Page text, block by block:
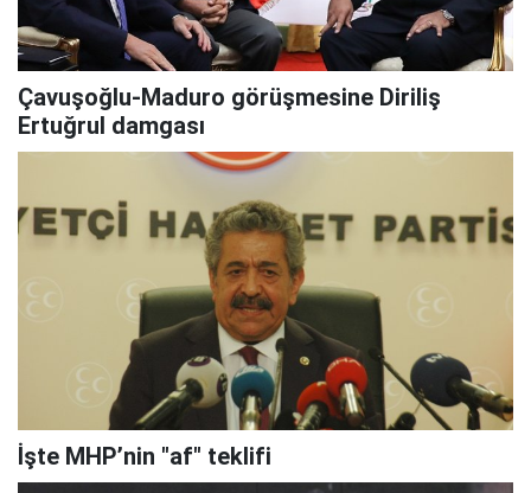
Çavuşoğlu-Maduro görüşmesine Diriliş
Ertuğrul damgası
İşte MHP’nin "af" teklifi